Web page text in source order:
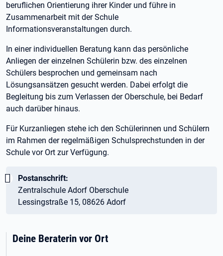
beruflichen Orientierung ihrer Kinder und führe in
Zusammenarbeit mit der Schule
Informationsveranstaltungen durch.
In einer individuellen Beratung kann das persönliche
Anliegen der einzelnen Schülerin bzw. des einzelnen
Schülers besprochen und gemeinsam nach
Lösungsansätzen gesucht werden. Dabei erfolgt die
Begleitung bis zum Verlassen der Oberschule, bei Bedarf
auch darüber hinaus.
Für Kurzanliegen stehe ich den Schülerinnen und Schülern
im Rahmen der regelmäßigen Schulsprechstunden in der
Schule vor Ort zur Verfügung.
Wichtig:
Postanschrift:
Zentralschule Adorf Oberschule
Lessingstraße 15, 08626 Adorf
Deine Beraterin vor Ort